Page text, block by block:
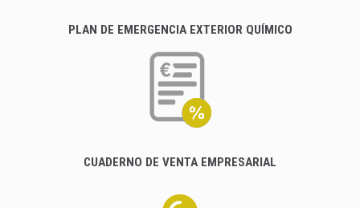
PLAN DE EMERGENCIA EXTERIOR QUÍMICO
CUADERNO DE VENTA EMPRESARIAL